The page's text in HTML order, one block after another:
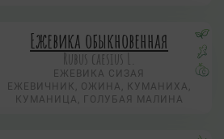
Ежевика обыкновенная
Rubus caesius L.
ЕЖЕВИКА СИЗАЯ
ЕЖЕВИЧНИК, ОЖИНА, КУМАНИХА,
КУМАНИЦА, ГОЛУБАЯ МАЛИНА